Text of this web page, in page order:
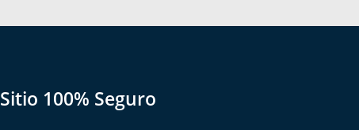
Sitio 100% Seguro